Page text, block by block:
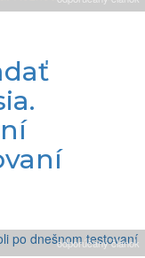
odporúčaný článok